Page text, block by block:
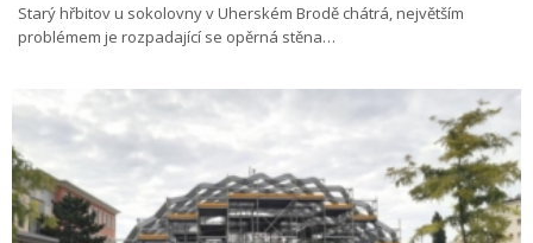
Starý hřbitov u sokolovny v Uherském Brodě chátrá, největším
problémem je rozpadající se opěrná stěna…